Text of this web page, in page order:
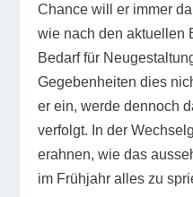
Chance will er immer
wie nach den aktuellen
Bedarf für
Gegebenheiten dies
er ein, werde dennoch
verfolgt. In der
erahnen, wie das
im Frühjahr alles zu